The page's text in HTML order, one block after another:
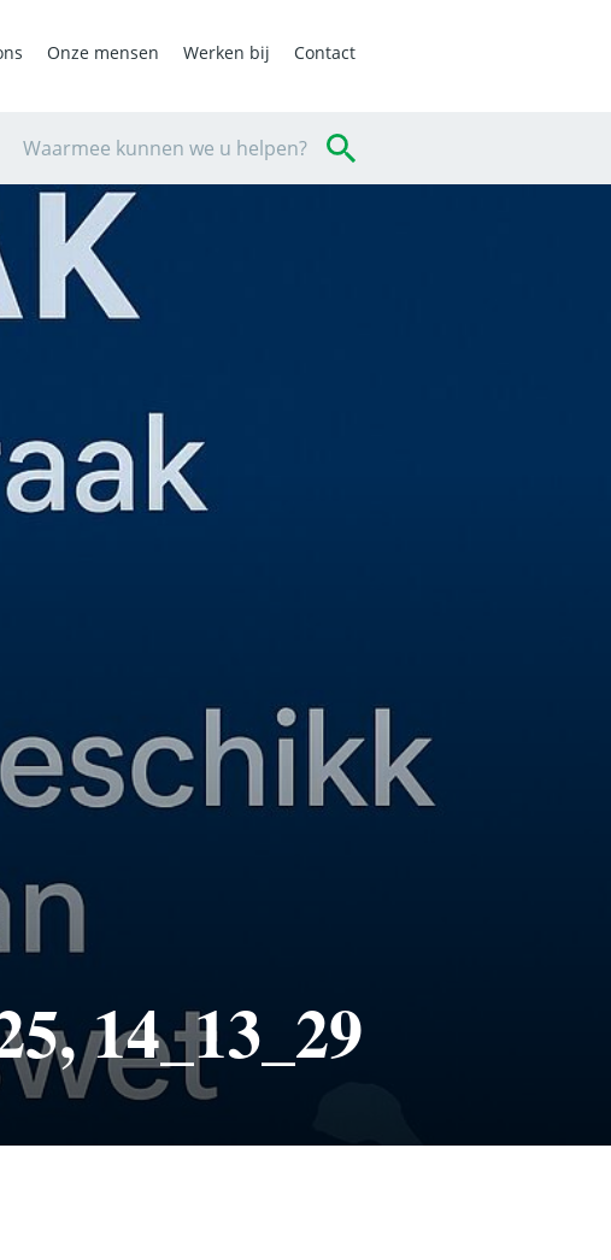
Onze mensen Werken bij Contact
Waarmee kunnen we u helpen?
14_13_29